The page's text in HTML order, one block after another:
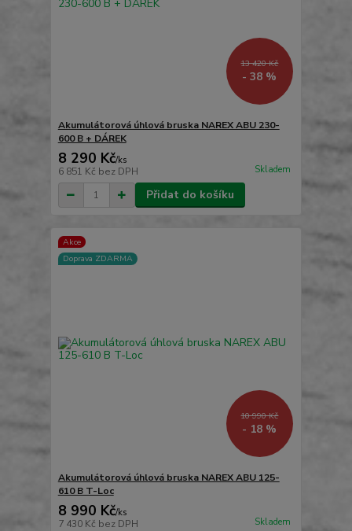
13 420 Kč
- 38 %
Akumulátorová úhlová bruska NAREX ABU 230-
600 B + DÁREK
8 290 Kč/ks
6 851 Kč bez DPH Skladem
Přidat do košíku
Akce
Doprava ZDARMA
10 990 Kč
- 18 %
Akumulátorová úhlová bruska NAREX ABU 125-
610 B T-Loc
8 990 Kč/ks
7 430 Kč bez DPH Skladem